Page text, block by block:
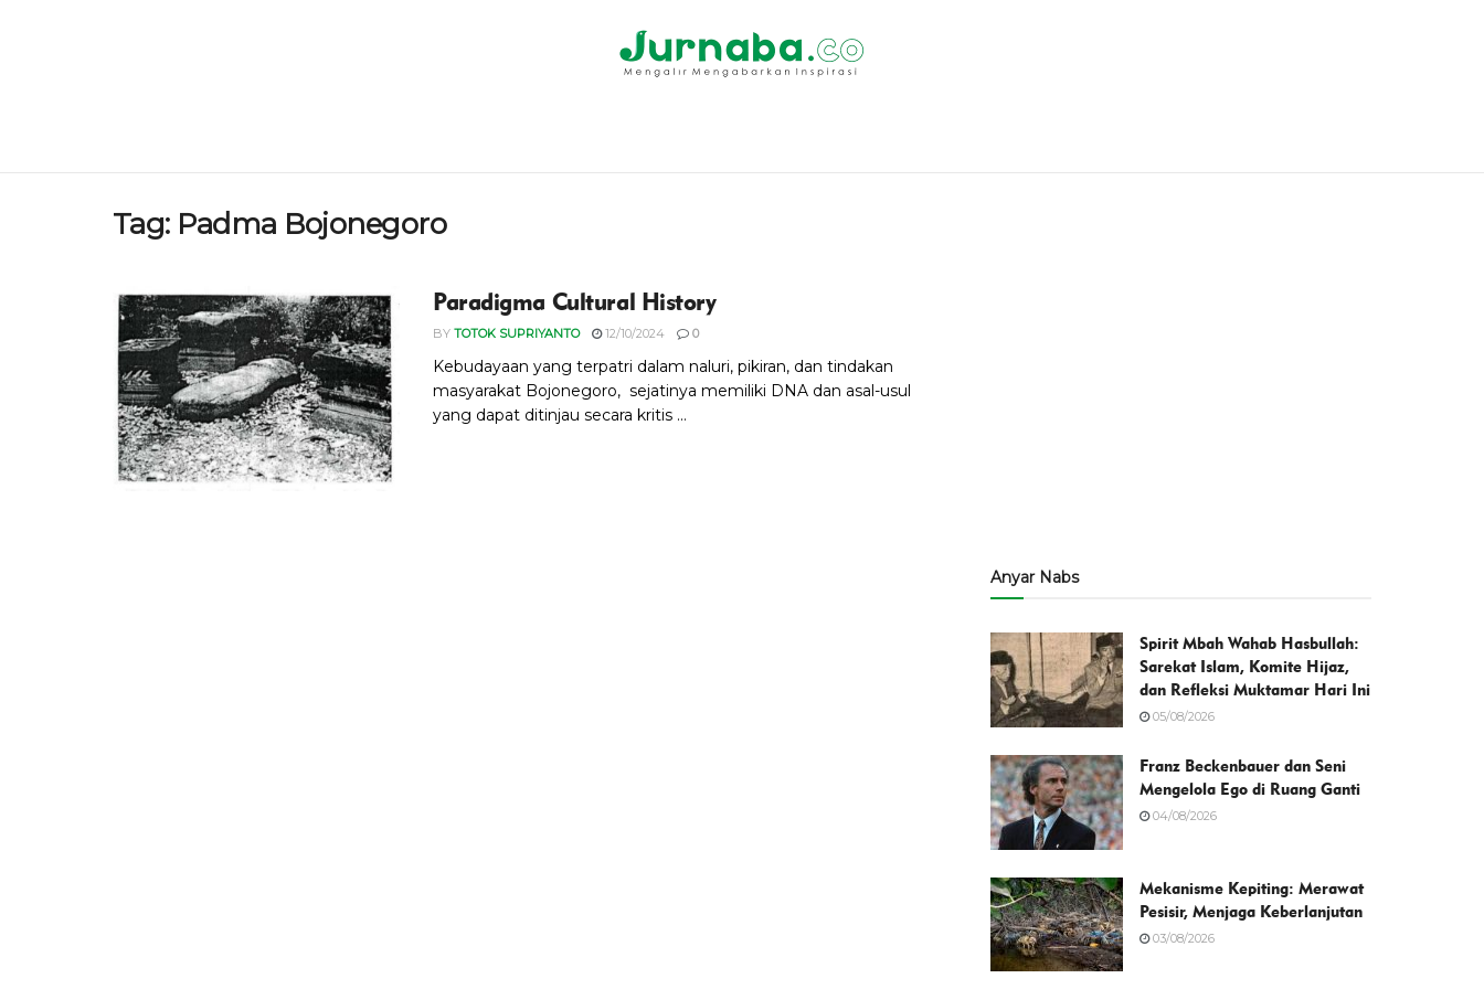
Tag: Padma Bojonegoro
Paradigma Cultural History
BY TOTOK SUPRIYANTO 12/10/2024 0
Kebudayaan yang terpatri dalam naluri, pikiran, dan tindakan
masyarakat Bojonegoro, sejatinya memiliki DNA dan asal-usul
yang dapat ditinjau secara kritis ...
Anyar Nabs
Spirit Mbah Wahab Hasbullah:
Sarekat Islam, Komite Hijaz,
dan Refleksi Muktamar Hari Ini
05/08/2026
Franz Beckenbauer dan Seni
Mengelola Ego di Ruang Ganti
04/08/2026
Mekanisme Kepiting: Merawat
Pesisir, Menjaga Keberlanjutan
03/08/2026